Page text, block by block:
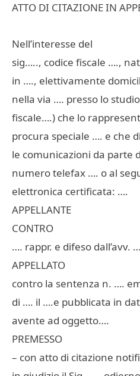
ATTO DI CITAZIONE IN
Nell’interesse del
sig….., codice fiscale ….,
in …., elettivamente
nella via …. presso lo
fiscale….) che lo
procura speciale …. e che
le comunicazioni da parte
numero telefax …. o al
elettronica certificata: ….
APPELLANTE
CONTRO
…. rappr. e difeso dall’avv.
APPELLATO
contro la sentenza n. ….
di …. il ….e pubblicata in
avente ad oggetto….
PREMESSO
– con atto di citazione